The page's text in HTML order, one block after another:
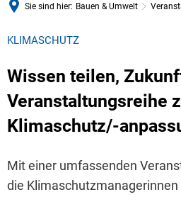
Sie sind hier: Bauen & Umwelt
KLIMASCHUTZ
Wissen teilen,
Veranstaltungsreihe
Klimaschutz/-
Mit einer umfassenden
die Klimaschutzmanagerinnen